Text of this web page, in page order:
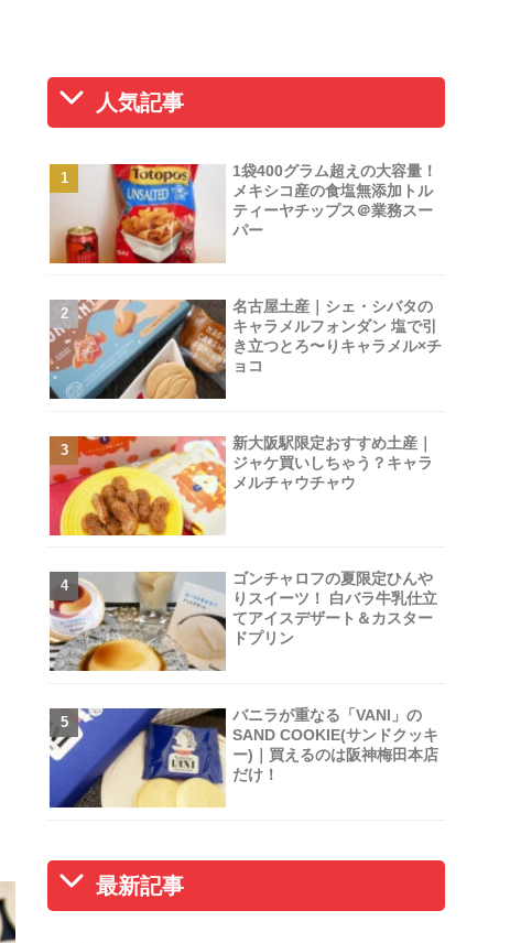
人気記事
1袋400グラム超えの大容量！
メキシコ産の食塩無添加トル
ティーヤチップス＠業務スー
パー
名古屋土産｜シェ・シバタの
キャラメルフォンダン 塩で引
き立つとろ〜りキャラメル×チ
ョコ
新大阪駅限定おすすめ土産｜
ジャケ買いしちゃう？キャラ
メルチャウチャウ
ゴンチャロフの夏限定ひんや
りスイーツ！ 白バラ牛乳仕立
てアイスデザート＆カスター
ドプリン
バニラが重なる「VANI」の
SAND COOKIE(サンドクッキ
ー)｜買えるのは阪神梅田本店
だけ！
最新記事